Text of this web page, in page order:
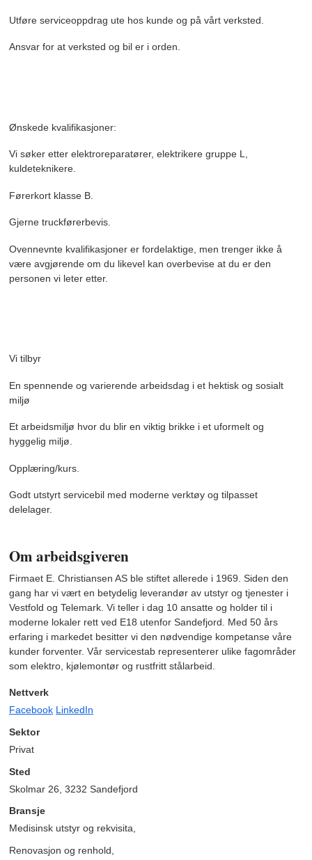
Utføre serviceoppdrag ute hos kunde og på vårt verksted.
Ansvar for at verksted og bil er i orden.
Ønskede kvalifikasjoner:
Vi søker etter elektroreparatører, elektrikere gruppe L,
kuldeteknikere.
Førerkort klasse B.
Gjerne truckførerbevis.
Ovennevnte kvalifikasjoner er fordelaktige, men trenger ikke å
være avgjørende om du likevel kan overbevise at du er den
personen vi leter etter.
Vi tilbyr
En spennende og varierende arbeidsdag i et hektisk og sosialt
miljø
Et arbeidsmiljø hvor du blir en viktig brikke i et uformelt og
hyggelig miljø.
Opplæring/kurs.
Godt utstyrt servicebil med moderne verktøy og tilpasset
delelager.
Om arbeidsgiveren
Firmaet E. Christiansen AS ble stiftet allerede i 1969. Siden den
gang har vi vært en betydelig leverandør av utstyr og tjenester i
Vestfold og Telemark. Vi teller i dag 10 ansatte og holder til i
moderne lokaler rett ved E18 utenfor Sandefjord. Med 50 års
erfaring i markedet besitter vi den nødvendige kompetanse våre
kunder forventer. Vår servicestab representerer ulike fagområder
som elektro, kjølemontør og rustfritt stålarbeid.
Nettverk
Facebook LinkedIn
Sektor
Privat
Sted
Skolmar 26, 3232 Sandefjord
Bransje
Medisinsk utstyr og rekvisita,
Renovasjon og renhold,